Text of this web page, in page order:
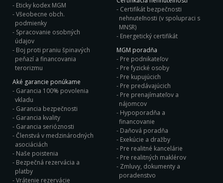
Eticky kodex MGM
Všeobecne obch.
podmienky
Spracovanie osobných
údajov
Boj proti praniu špinavých
peňazí a financovania
terorizmu
Aké garancie ponúkame
Garancia 100% povolenia
vkladu
Garancia bezpečnosti
Garancia kvality
Garancia serióznosti
Členstvá v medzinárodných
asociáciách
Naše poistenia
Bezpečná rezervácia a
platby
Vrátenie rezervácie
Certifikát bezpečnosti
nehnuteľnosti (v spolupraci s
MNSR)
Energetický certifikát
MGM poradňa
Pre podnikateľov
Pre fyzické osoby
Pre kupujúcich
Pre predávajúcich
Pre prenajímateľov a
nájomcov
Hypoporadňa a
financovanie
Daňová poradňa
Exekúcie a dražby
Pre realitné kancelárie
Pre realitných maklérov
Zmluvy, dokumenty a
poradenstvo